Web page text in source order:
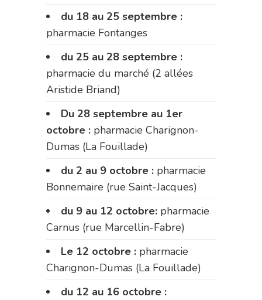
du 18 au 25 septembre :
pharmacie Fontanges
du 25 au 28 septembre :
pharmacie du marché (2 allées
Aristide Briand)
Du 28 septembre au 1er
octobre : pharmacie Charignon-
Dumas (La Fouillade)
du 2 au 9 octobre : pharmacie
Bonnemaire (rue Saint-Jacques)
du 9 au 12 octobre: pharmacie
Carnus (rue Marcellin-Fabre)
Le 12 octobre : pharmacie
Charignon-Dumas (La Fouillade)
du 12 au 16 octobre :